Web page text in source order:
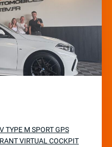
TYPE M SPORT GPS
VIRTUAL COCKPIT